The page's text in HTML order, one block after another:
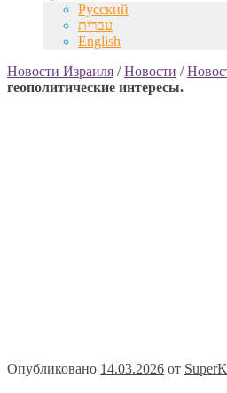
Русский
עברית
English
Новости Израиля /Новости /
геополитические интересы.
Опубликовано 14.03.2026 от